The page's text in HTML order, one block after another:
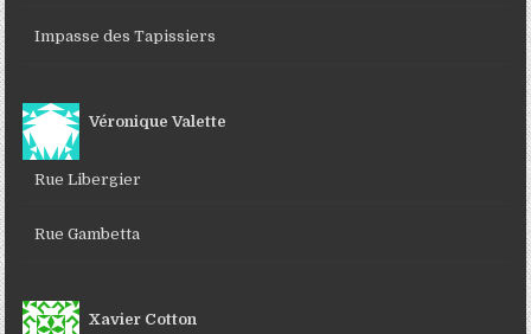
Impasse des Tapissiers
Véronique Valette
Rue Libergier
Rue Gambetta
Xavier Cotton